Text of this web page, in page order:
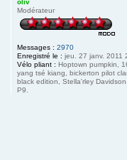
oliv
Modérateur
Messages : 2970
Enregistré le : jeu. 27 janv. 2011
Vélo pliant : Hoptown pumpkin,
yang tsé kiang, bickerton pilot
black edition, Stella'rley
P9.